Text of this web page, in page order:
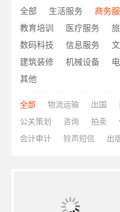
全部 生活服务 商务
教育培训
医疗服务
数码科技
信息服务
建筑装修
机械设备
其他
全部 物流运输 出国
公关策划
咨询 拍卖
会计审计
铃声短信 出